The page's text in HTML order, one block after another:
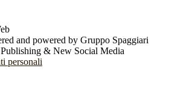
and powered by Gruppo Spaggiari
& New Social Media
personali